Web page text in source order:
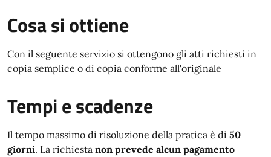
Cosa si ottiene
Con il seguente servizio si ottengono gli atti richiesti in
copia semplice o di copia conforme all'originale
Tempi e scadenze
Il tempo massimo di risoluzione della pratica è di 50
giorni. La richiesta non prevede alcun pagamento